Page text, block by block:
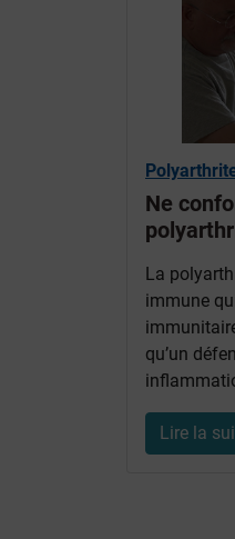
Ne
La
immune
qu’un
Lire la